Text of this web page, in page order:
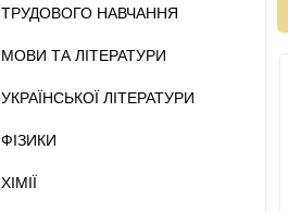
ТРУДОВОГО НАВЧАННЯ
МОВИ ТА ЛІТЕРАТУРИ
УКРАЇНСЬКОЇ ЛІТЕРАТУРИ
ФІЗИКИ
ХІМІЇ